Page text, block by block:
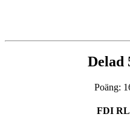
Delad
Poäng:
FDI